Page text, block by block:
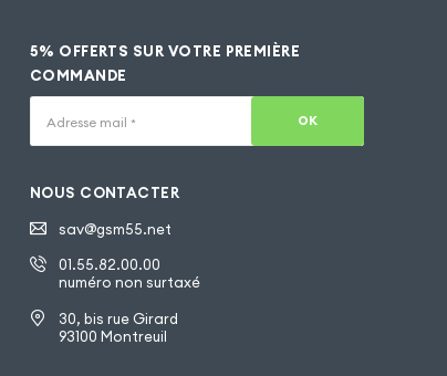
5% OFFERTS SUR VOTRE PREMIÈRE
COMMANDE
Adresse mail * OK
NOUS CONTACTER
sav@gsm55.net
01.55.82.00.00
numéro non surtaxé
30, bis rue Girard
93100 Montreuil